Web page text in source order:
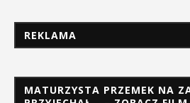
REKLAMA
MATURZYSTA PRZEMEK NA